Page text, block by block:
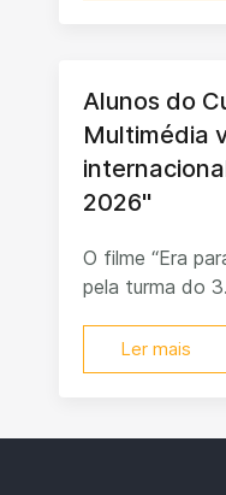
Alunos do
Multimédia
2026"
O filme “Era
pela turma do
Ler mais